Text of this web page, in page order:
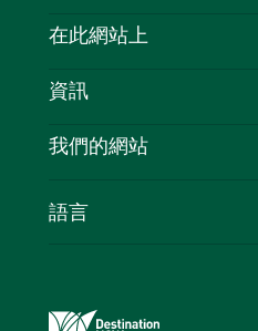
喳
聯絡我們
隱私
Cookie 通知
在此網站上
目的地
新南威爾士州公路旅行
活動
資訊
旅行資訊
新南威爾士州的商業
我們的網站
語言